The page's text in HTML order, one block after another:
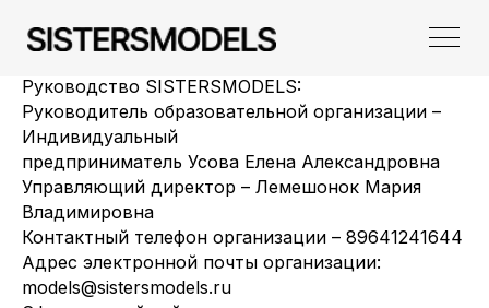
Руководство SISTERSMODELS:
Руководитель образовательной организации –
Индивидуальный
предприниматель Усова Елена Александровна
Управляющий директор – Лемешонок Мария
Владимировна
Контактный телефон организации – 89641241644
Адрес электронной почты организации:
models@sistersmodels.ru